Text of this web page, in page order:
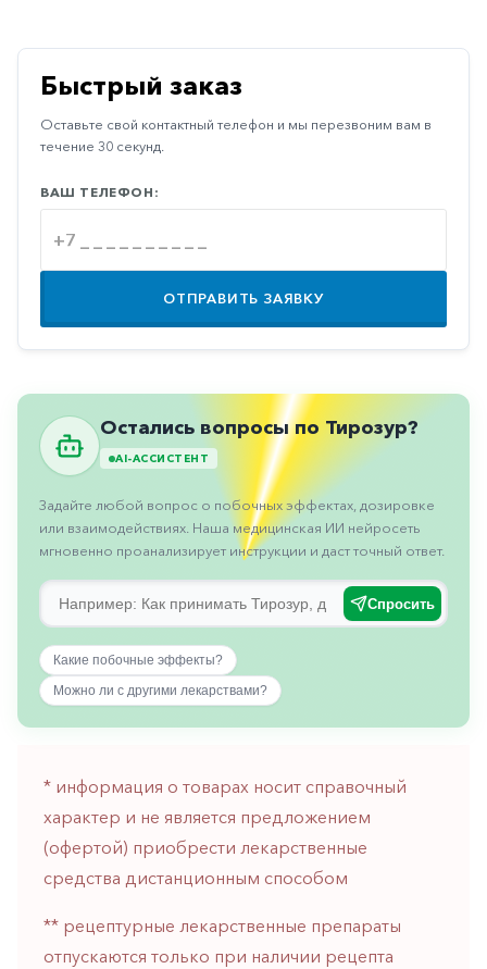
Офтальмология
Паркинсон
Противоаллергические
Противовоспалительные
Противогрибковые
Противоподагрические
Прочее
Пульмонология
Сердечные
Сосудистые
Тромбозы
Ухо-
горло-
Щитовидная
железа
Быстрый заказ
Оставьте свой контактный телефон и мы перезвоним вам в
течение 30 секунд.
ВАШ ТЕЛЕФОН:
ОТПРАВИТЬ ЗАЯВКУ
Остались вопросы по Тирозур?
AI-АССИСТЕНТ
Задайте любой вопрос о побочных эффектах, дозировке
или взаимодействиях. Наша медицинская ИИ нейросеть
мгновенно проанализирует инструкции и даст точный ответ.
Спросить
Какие побочные эффекты?
Можно ли с другими лекарствами?
* информация о товарах носит справочный
характер и не является предложением
(офертой) приобрести лекарственные
средства дистанционным способом
** рецептурные лекарственные препараты
отпускаются только при наличии рецепта